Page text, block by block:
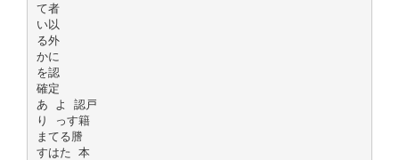
て者
い以
る外
かに
を認
確定
あ よ 認戸
り っす籍
まてる謄
すはた 本